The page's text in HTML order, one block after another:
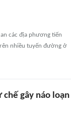
các địa phương tiến
nhiều tuyến đường ở
gây náo loạn